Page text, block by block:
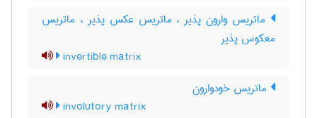
ماتریس وارون پذیر ، ماتریس عکس پذیر ، ماتریس
معکوس پذیر
invertible matrix
ماتریس خودوارون
involutory matrix